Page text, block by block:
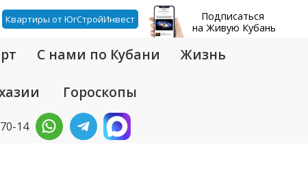
Квартиры от ЮгСтройИнвест
Подписаться
на Живую Кубань
С нами по Кубани Жизнь
Гороскопы
14